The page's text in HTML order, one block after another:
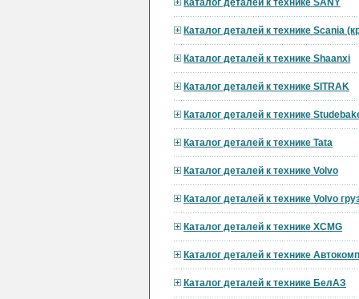
Каталог деталей к технике SANY
Каталог деталей к технике Scania
Каталог деталей к технике Shaanxi
Каталог деталей к технике SITRAK
Каталог деталей к технике
Каталог деталей к технике Tata
Каталог деталей к технике Volvo
Каталог деталей к технике Volvo
Каталог деталей к технике XCMG
Каталог деталей к технике
Каталог деталей к технике БелАЗ